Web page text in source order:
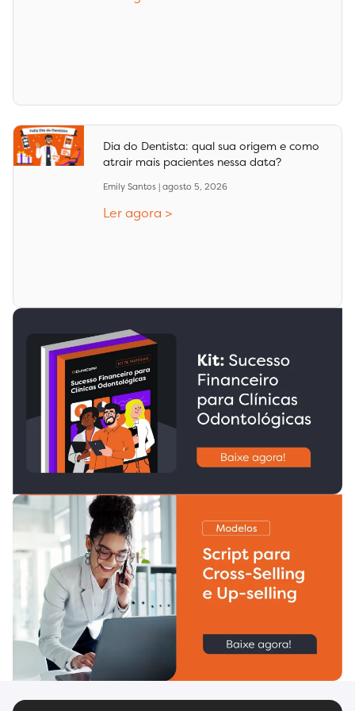
Dia do Dentista: qual sua origem e como
atrair mais pacientes nessa data?
Emily Santos agosto 5, 2026
Ler agora >